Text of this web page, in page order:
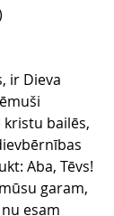
ir Dieva
kristu bailēs,
Aba, Tēvs!
garam,
esam